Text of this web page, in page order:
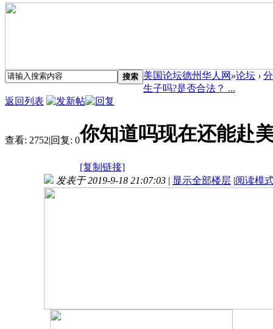
搜索 美国论坛德州华人网 »论坛 ›
生子吗?是否合法？ ...
返回列表
查看: 2752|回复: 0你知道吗现在还能赴
[复制链接]
发表于 2019-9-18 21:07:03 | 显示全部楼层 |阅读模